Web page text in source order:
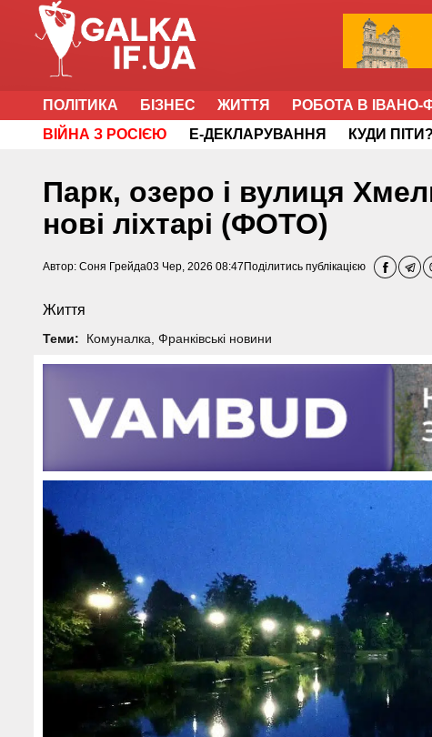
ПОЛІТИКА БІЗНЕС ЖИТТЯ РОБОТА В ІВАНО-
ВІЙНА З РОСІЄЮ
Е-ДЕКЛАРУВАННЯ КУДИ ПІТИ?
Парк, озеро і вулиця
нові ліхтарі (ФОТО)
Автор: Соня Грейда03 Чер, 2026 08:47 Поділитись публікацією
Життя
Теми: Комуналка Франківські новини